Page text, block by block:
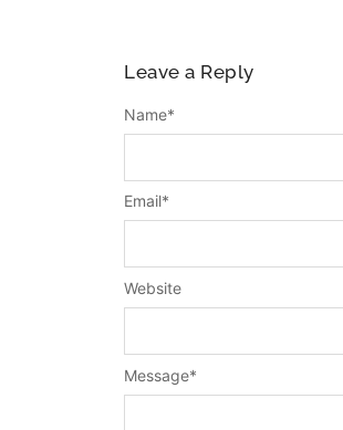
Leave a Reply
Message*
Name*
Email*
Website